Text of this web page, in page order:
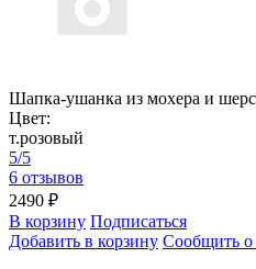
Шапка-ушанка из мохера и
Цвет:
т.розовый
5/5
6 отзывов
2490 ₽
В корзину Подписаться
Добавить в корзину Сообщить о